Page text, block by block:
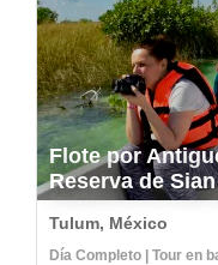
Flote por
Reserva de
Tulum, México